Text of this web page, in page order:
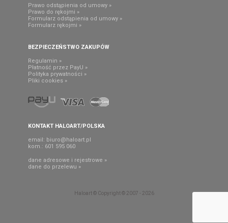
Prawo odstąpienia od umowy »
Prawo do rękojmi »
Formularz odstąpienia od umowy »
Formularz rękojmi »
BEZPIECZEŃSTWO ZAKUPÓW
Regulamin »
Płatność przez PayU »
Polityka prywatności »
Pliki cookies »
KONTAKT HALOART/POLSKA
email: biuro@haloart.pl
kom.: 601 595 060
dane adresowe i rejestrowe »
dane do przelewu »
Haloart © Copyright © 2007 - 2026